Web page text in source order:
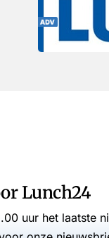
Lunch24
uur het laatste